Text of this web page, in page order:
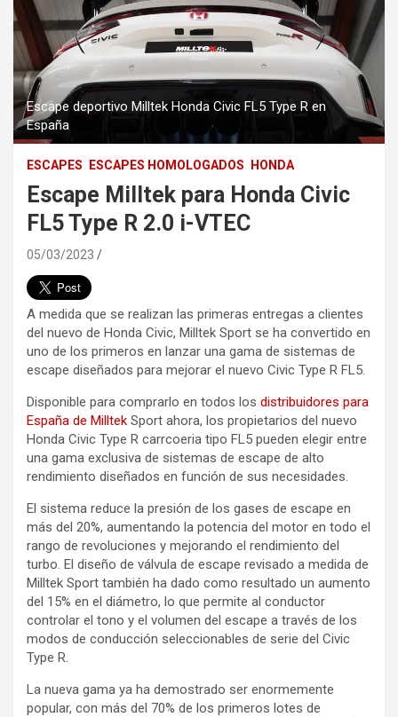
Escape deportivo Milltek Honda Civic FL5 Type R en
España
ESCAPES ESCAPES HOMOLOGADOS HONDA
Escape Milltek para Honda Civic
FL5 Type R 2.0 i-VTEC
05/03/2023
A medida que se realizan las primeras entregas a clientes
del nuevo de Honda Civic, Milltek Sport se ha convertido en
uno de los primeros en lanzar una gama de sistemas de
escape diseñados para mejorar el nuevo Civic Type R FL5.
Disponible para comprarlo en todos los distribuidores para
España de Milltek Sport ahora, los propietarios del nuevo
Honda Civic Type R carrcoeria tipo FL5 pueden elegir entre
una gama exclusiva de sistemas de escape de alto
rendimiento diseñados en función de sus necesidades.
El sistema reduce la presión de los gases de escape en
más del 20%, aumentando la potencia del motor en todo el
rango de revoluciones y mejorando el rendimiento del
turbo. El diseño de válvula de escape revisado a medida de
Milltek Sport también ha dado como resultado un aumento
del 15% en el diámetro, lo que permite al conductor
controlar el tono y el volumen del escape a través de los
modos de conducción seleccionables de serie del Civic
Type R.
La nueva gama ya ha demostrado ser enormemente
popular, con más del 70% de los primeros lotes de